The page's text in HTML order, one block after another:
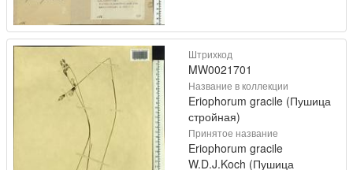
Штрихкод
MW0021701
Название в коллекции
Eriophorum gracile (Пушица
стройная)
Принятое название
Eriophorum gracile
W.D.J.Koch (Пушица